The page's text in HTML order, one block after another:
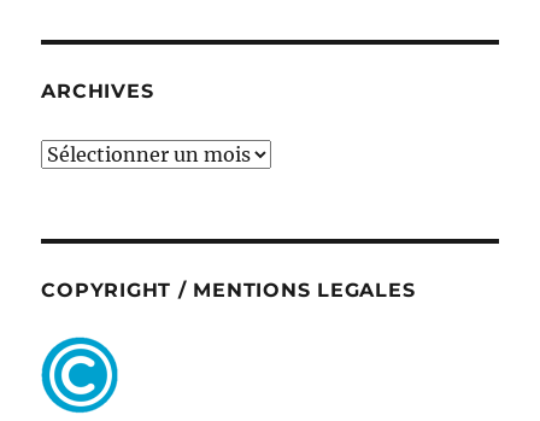
ARCHIVES
ARCHIVES
COPYRIGHT / MENTIONS LEGALES